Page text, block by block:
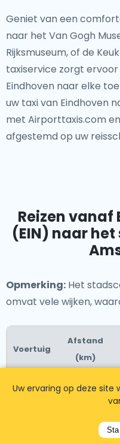
Geniet van een
naar het Van Gogh
Rijksmuseum, of de
taxiservice zorgt
Eindhoven naar elke
uw taxi van Eindhoven
met Airporttaxis.com
afgestemd op uw
Reizen vanaf
(EIN) naar
Opmerking: Het
omvat vele wijken,
Voertuig
Afstand
(km)
Uw ervaring op deze